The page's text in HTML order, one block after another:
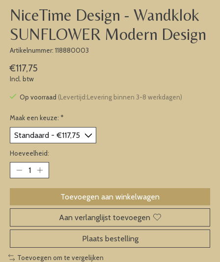
NiceTime Design - Wandklok
SUNFLOWER Modern Design
Artikelnummer: 118880003
€117,75
Incl. btw
Op voorraad (Levertijd:Levering binnen 3-8 werkdagen)
Maak een keuze: *
Hoeveelheid:
Toevoegen aan winkelwagen
Aan verlanglijst toevoegen
Plaats bestelling
Toevoegen om te vergelijken